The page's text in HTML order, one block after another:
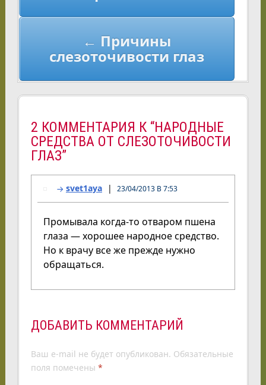
← Причины
слезоточивости глаз
2 КОММЕНТАРИЯ К “НАРОДНЫЕ
СРЕДСТВА ОТ СЛЕЗОТОЧИВОСТИ
ГЛАЗ”
svet1aya 23/04/2013 В 7:53
Промывала когда-то отваром пшена
глаза — хорошее народное средство.
Но к врачу все же прежде нужно
обращаться.
ДОБАВИТЬ КОММЕНТАРИЙ
Ваш e-mail не будет опубликован. Обязательные
поля помечены *